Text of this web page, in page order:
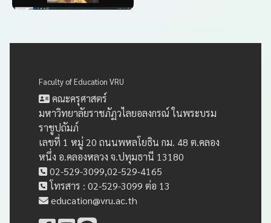
Faculty of Education VRU
คณะครุศาสตร์
มหาวิทยาลัยราชภัฏวไลยอลงกรณ์ ในพระบรม
ราชูปถัมภ์
เลขที่ 1 หมู่ 20 ถนนพหลโยธิน กม. 48 ต.คลอง
หนึ่ง อ.คลองหลวง จ.ปทุมธานี 13180
02-529-3099,02-529-4165
โทรสาร : 02-529-3099 ต่อ 13
education@vru.ac.th